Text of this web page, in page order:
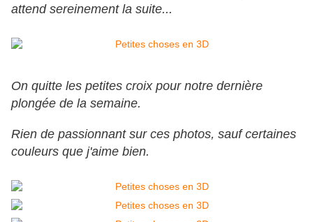
attend sereinement la suite...
On quitte les petites croix pour notre dernière
plongée de la semaine.
Rien de passionnant sur ces photos, sauf certaines
couleurs que j'aime bien.